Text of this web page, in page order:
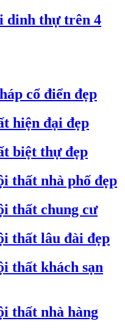
dinh thự trên 4
cổ điển đẹp
hiện đại đẹp
biệt thự đẹp
thất nhà phố đẹp
thất chung cư
thất lâu đài đẹp
thất khách sạn
thất nhà hàng